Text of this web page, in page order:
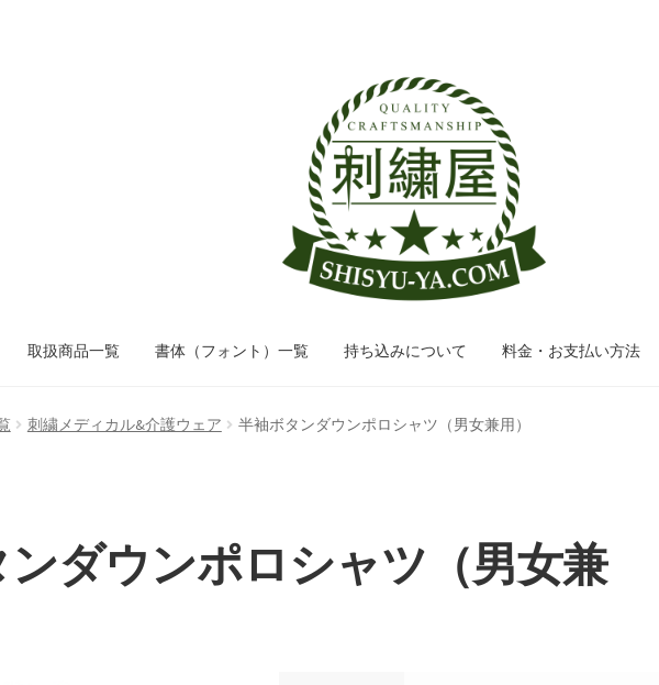
ビ
ゲ
ー
シ
ョ
ン
へ
ス
キ
プ
ン
テ
ン
ツ
へ
ス
キ
ッ
プ
取扱商品一覧 書体（フォント）一覧 持ち込みについて 料金・お支払い方法
刺繍メディカル&介護ウェア 半袖ボタンダウンポロシャツ（男女兼用）
ダウンポロシャツ（男女兼